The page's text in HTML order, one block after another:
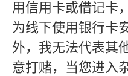
用信用卡或借记卡
为线下使用银行卡
外，我无法代表其
意打赌，当您进入